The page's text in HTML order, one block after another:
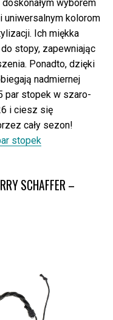
wyborem
uniwersalnym kolorom
Ich miękka
stopy, zapewniając
Ponadto, dzięki
nadmiernej
par stopek w szaro-
i ciesz się
cały sezon!
stopek
SCHAFFER –